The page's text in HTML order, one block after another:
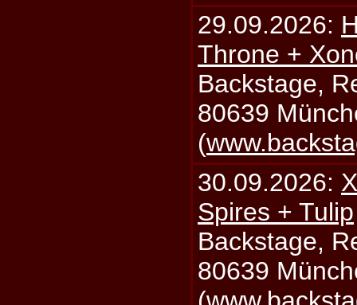
29.09.2026:
Throne +
Backstage,
80639
(
30.09.2026:
Spires + Tulip
Backstage,
80639